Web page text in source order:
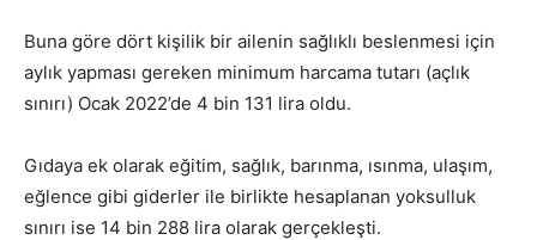
Buna göre dört kişilik bir ailenin sağlıklı beslenmesi için
aylık yapması gereken minimum harcama tutarı (açlık
sınırı) Ocak 2022’de 4 bin 131 lira oldu.
Gıdaya ek olarak eğitim, sağlık, barınma, ısınma, ulaşım,
eğlence gibi giderler ile birlikte hesaplanan yoksulluk
sınırı ise 14 bin 288 lira olarak gerçekleşti.